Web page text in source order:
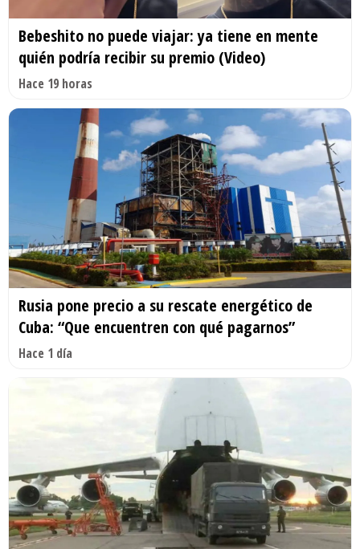
Bebeshito no puede viajar: ya tiene en mente
quién podría recibir su premio (Video)
Hace 19 horas
Rusia pone precio a su rescate energético de
Cuba: “Que encuentren con qué pagarnos”
Hace 1 día